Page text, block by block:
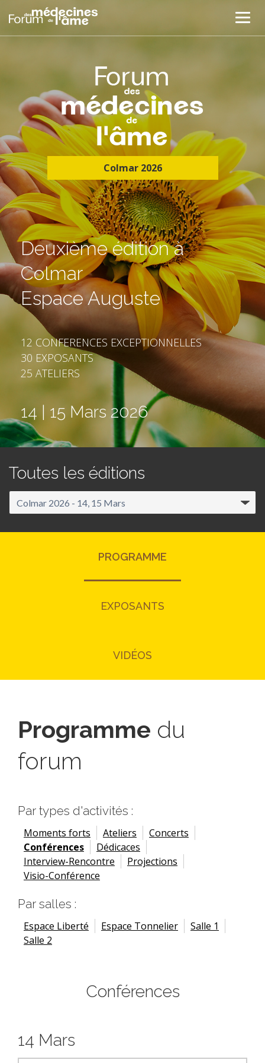
Deuxième édition à
Colmar
Espace Auguste
12 CONFERENCES EXCEPTIONNELLES
30 EXPOSANTS
25 ATELIERS
14 | 15 Mars 2026
Colmar 2026
Toutes les éditions
PROGRAMME
EXPOSANTS
VIDÉOS
Programme du
forum
Par types d'activités :
Moments forts Ateliers
Concerts
Conférences
Dédicaces
Interview-Rencontre
Projections
Visio-Conférence
Par salles :
Espace Liberté Espace Tonnelier
Salle 1
Salle 2
Conférences
14 Mars